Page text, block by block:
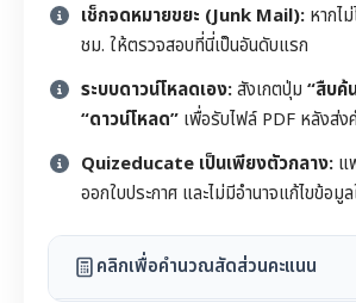
เช็กจดหมายขยะ (Junk Mail): หากไ
ชม. ให้ตรวจสอบที่นี่เป็นอันดับแรก
ระบบดาวน์โหลดเอง:สังเกตปุ่ม “สืบค้
“ดาวน์โหลด” เพื่อรับไฟล์ PDF หลังส่ง
Quizeducate เป็นเพียงตัวกลาง: แ
ออกใบประกาศ และไม่มีอำนาจแก้ไขข้อมู
คลิกเพื่อคำนวณสัดส่วนคะแนน